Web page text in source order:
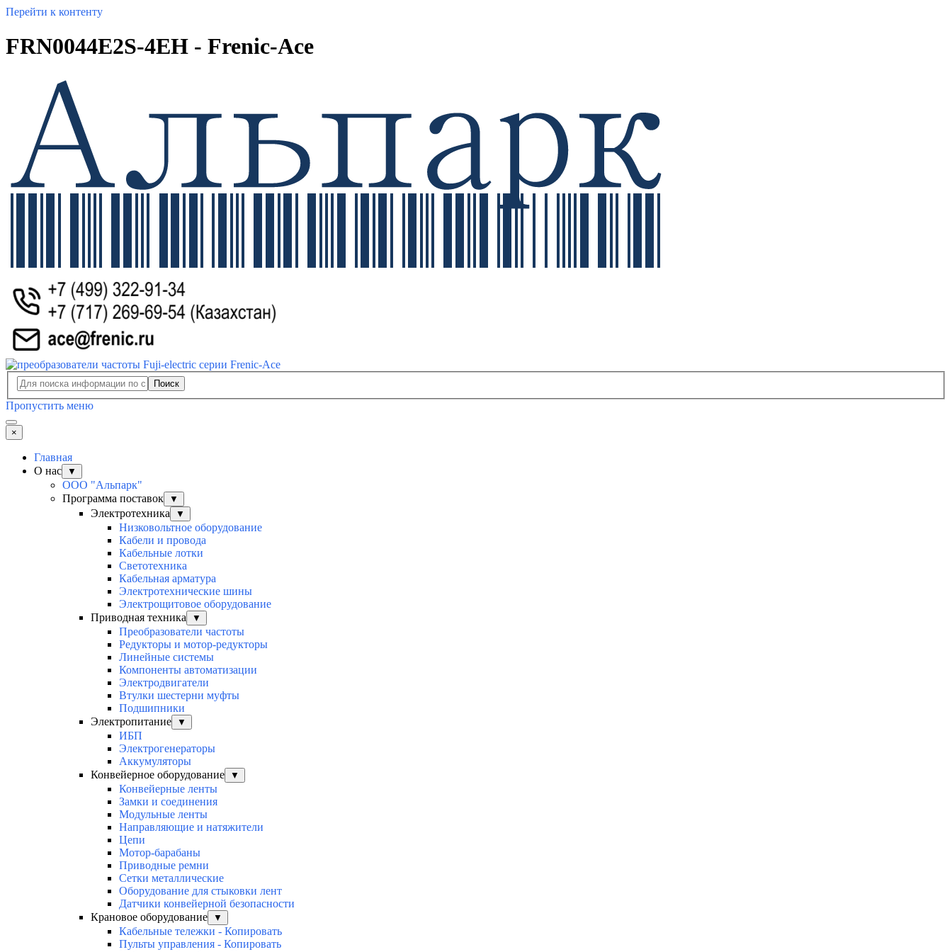
Перейти к контенту
FRN0044E2S-4EH - Frenic-Ace
Поиск
Пропустить меню
×
Главная
О нас
▼
ООО "Альпарк"
Программа поставок
▼
Электротехника ▼
Низковольтное оборудование
Кабели и провода
Кабельные лотки
Светотехника
Кабельная арматура
Электротехнические шины
Электрощитовое оборудование
Приводная техника
▼
Преобразователи частоты
Редукторы и мотор-редукторы
Линейные системы
Компоненты автоматизации
Электродвигатели
Втулки шестерни муфты
Подшипники
Электропитание
▼
ИБП
Электрогенераторы
Аккумуляторы
Конвейерное оборудование
▼
Конвейерные ленты
Замки и соединения
Модульные ленты
Направляющие и натяжители
Цепи
Мотор-барабаны
Приводные ремни
Сетки металлические
Оборудование для стыковки лент
Датчики конвейерной безопасности
Крановое оборудование
▼
Кабельные тележки - Копировать
Пульты управления - Копировать